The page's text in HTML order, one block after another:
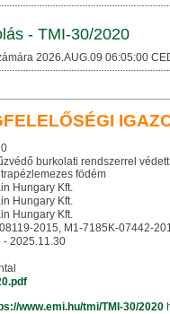
- TMI-30/2020
2026.AUG.09 06:05:00
burkolati rendszerrel
födém
Hungary Kft.
Hungary Kft.
Hungary Kft.
2015, M1-7185K-07442-
- 2025.11.30
www.emi.hu/tmi/TMI-30/2020